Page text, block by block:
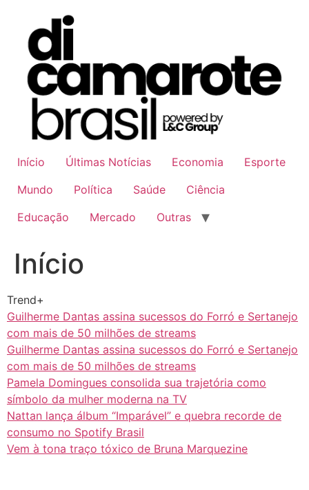
conteúdo
Início Últimas Notícias Economia
Esporte
Mundo
Política Saúde
Ciência
Educação
Mercado Outras
Início
Trend+
Guilherme Dantas assina sucessos do Forró e Sertanejo
com mais de 50 milhões de streams
Guilherme Dantas assina sucessos do Forró e Sertanejo
com mais de 50 milhões de streams
Pamela Domingues consolida sua trajetória como
símbolo da mulher moderna na TV
Nattan lança álbum “Imparável” e quebra recorde de
consumo no Spotify Brasil
Vem à tona traço tóxico de Bruna Marquezine